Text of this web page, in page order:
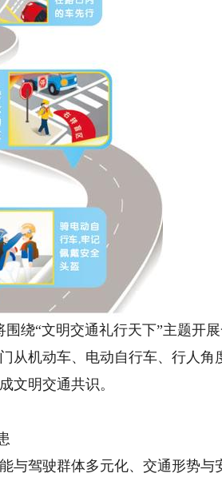
绕“文明交通礼行天下”主题开展
从机动车、电动自行车、行人角
文明交通共识。
驾驶群体多元化、交通形势与